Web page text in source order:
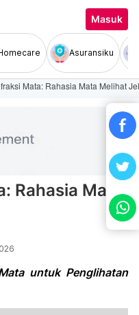
Masuk
Asuransiku
Mata: Rahasia Mata Melihat
Rahasia Mata
untuk Penglihatan